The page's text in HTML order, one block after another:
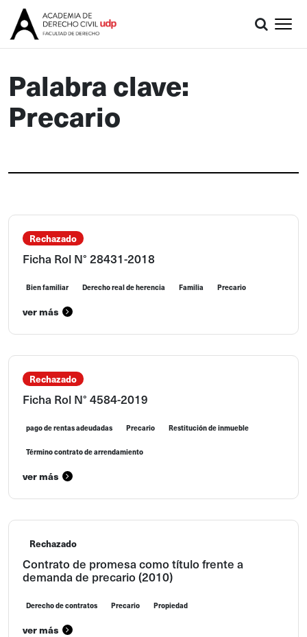
Palabra clave:
Precario
Rechazado
Ficha Rol N° 28431-2018
Bien familiar Derecho real de herencia Familia Precario
ver más
Rechazado
Ficha Rol N° 4584-2019
pago de rentas adeudadas Precario Restitución de inmueble
Término contrato de arrendamiento
ver más
Rechazado
Contrato de promesa como título frente a
demanda de precario (2010)
Derecho de contratos Precario Propiedad
ver más